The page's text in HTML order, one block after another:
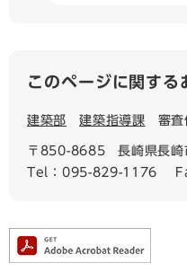
このページに関する
建築部 建築指導課 審査
〒850-8685
長崎県長
Tel：095-829-1176